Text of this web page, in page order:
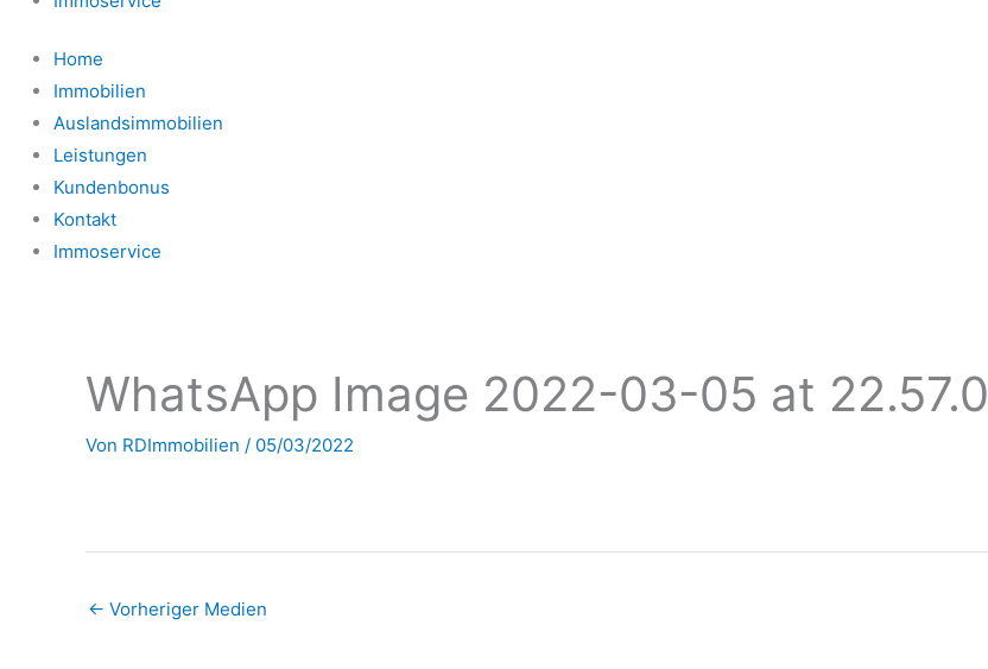
Home
Immobilien
Auslandsimmobilien
Leistungen
Kundenbonus
Kontakt
Immoservice
WhatsApp Image 2022-03-05 at
Von RDImmobilien / 05/03/2022
← Vorheriger Medien